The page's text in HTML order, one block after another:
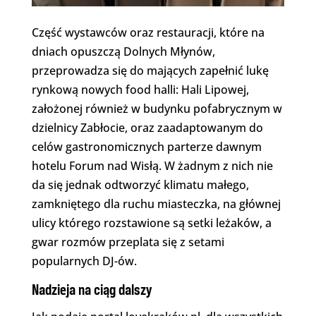
Część wystawców oraz restauracji, które na
dniach opuszczą Dolnych Młynów,
przeprowadza się do mających zapełnić lukę
rynkową nowych food halli: Hali Lipowej,
założonej również w budynku pofabrycznym w
dzielnicy Zabłocie, oraz zaadaptowanym do
celów gastronomicznych parterze dawnym
hotelu Forum nad Wisłą. W żadnym z nich nie
da się jednak odtworzyć klimatu małego,
zamkniętego dla ruchu miasteczka, na głównej
ulicy którego rozstawione są setki leżaków, a
gwar rozmów przeplata się z setami
popularnych DJ-ów.
Nadzieja na ciąg dalszy